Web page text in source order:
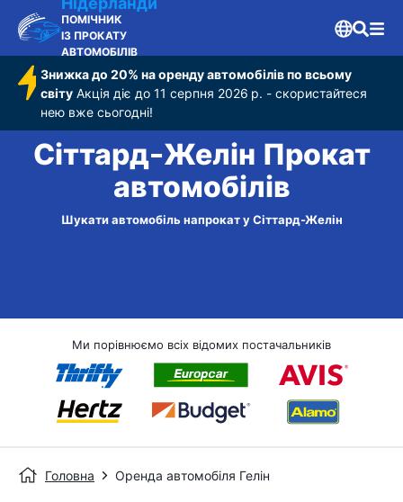
ПОМІЧНИК
ІЗ ПРОКАТУ
АВТОМОБІЛІВ
Знижка до 20% на оренду автомобілів по всьому
світу Акція діє до 11 серпня 2026 р. - скористайтеся
нею вже сьогодні!
Сіттард-Желін Прокат
автомобілів
Шукати автомобіль напрокат у Сіттард-Желін
Ми порівнюємо всіх відомих постачальників
Головна Оренда автомобіля Гелін